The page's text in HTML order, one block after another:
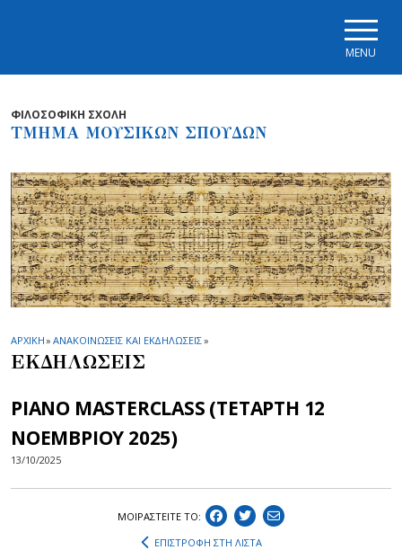
MENU
ΦΙΛΟΣΟΦΙΚΗ ΣΧΟΛΗ
ΤΜΗΜΑ ΜΟΥΣΙΚΩΝ ΣΠΟΥΔΩΝ
ΑΡΧΙΚΗ» ΑΝΑΚΟΙΝΩΣΕΙΣ ΚΑΙ ΕΚΔΗΛΩΣΕΙΣ»
ΕΚΔΗΛΩΣΕΙΣ
PIANO MASTERCLASS (ΤΕΤΑΡΤΗ 12
ΝΟΕΜΒΡΙΟΥ 2025)
13/10/2025
ΜΟΙΡΑΣΤEIΤΕ ΤΟ:
ΕΠΙΣΤΡΟΦΗ ΣΤΗ ΛΙΣΤΑ